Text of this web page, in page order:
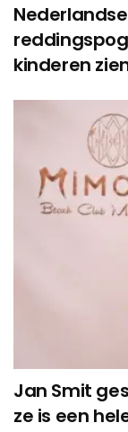
kinderen
Jan Smit
ze is een